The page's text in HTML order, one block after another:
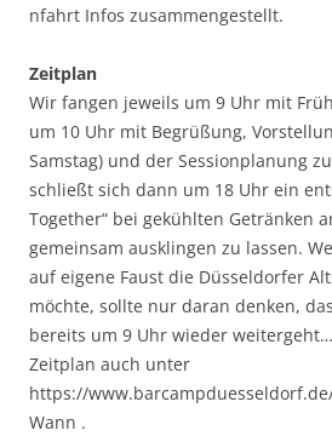
nfahrt Infos zusammengestellt.
Zeitplan
Wir fangen jeweils um 9 Uhr mit
um 10 Uhr mit Begrüßung,
Samstag) und der Sessionplanung
schließt sich dann um 18 Uhr ein
Together“ bei gekühlten Getränken
gemeinsam ausklingen zu lassen.
auf eigene Faust die Düsseldorfer
möchte, sollte nur daran denken,
bereits um 9 Uhr wieder weitergeht…
Zeitplan auch unter
https://
Wann .